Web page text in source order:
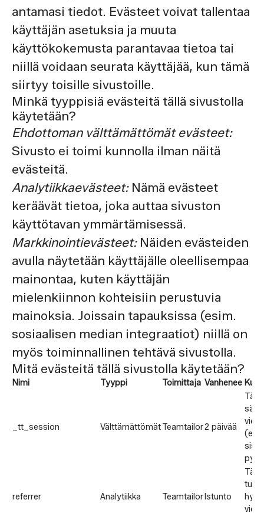
antamasi tiedot. Evästeet voivat tallentaa
käyttäjän asetuksia ja muuta
käyttökokemusta parantavaa tietoa tai
niillä voidaan seurata käyttäjää, kun tämä
siirtyy toisille sivustoille.
Minkä tyyppisiä evästeitä tällä sivustolla
käytetään?
Ehdottoman välttämättömät evästeet:
Sivusto ei toimi kunnolla ilman näitä
evästeitä.
Analytiikkaevästeet:Nämä evästeet
keräävät tietoa, joka auttaa sivuston
käyttötavan ymmärtämisessä.
Markkinointievästeet:Näiden evästeiden
avulla näytetään käyttäjälle oleellisempaa
mainontaa, kuten käyttäjän
mielenkiinnon kohteisiin perustuvia
mainoksia. Joissain tapauksissa (esim.
sosiaalisen median integraatiot) niillä on
myös toiminnallinen tehtävä sivustolla.
Mitä evästeitä tällä sivustolla käytetään?
Nimi Tyyppi Toimittaja Vanhenee
_tt_session VälttämättömätTeamtailor2 päivää
referrer Analytiikka Teamtailor Istunto